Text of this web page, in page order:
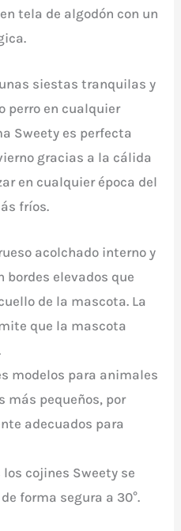
tela de algodón con un
siestas tranquilas y
perro en cualquier
Sweety es perfecta
gracias a la cálida
en cualquier época del
fríos.
acolchado interno y
bordes elevados que
de la mascota. La
que la mascota
modelos para animales
más pequeños, por
adecuados para
cojines Sweety se
forma segura a 30°.